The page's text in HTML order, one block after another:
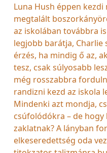
Luna Hush éppen
megtalált
az iskolában továbbra
legjobb barátja, Charlie
érzés, ha mindig ő az,
tesz, csak súlyosabb
még rosszabbra
randizni kezd az iskola
Mindenki azt mondja,
csúfolódókra – de
zaklatnak? A lányban
elkeseredettség oda